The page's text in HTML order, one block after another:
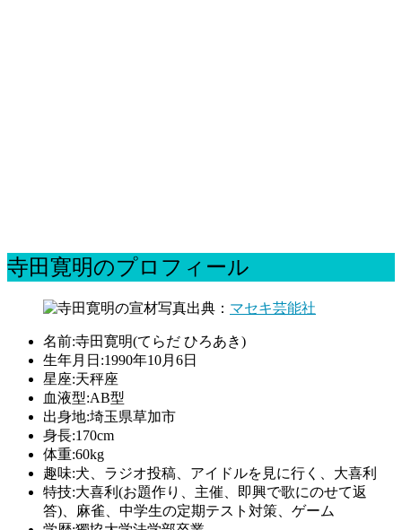
寺田寛明のプロフィール
出典： マセキ芸能社
名前:寺田寛明(てらだ ひろあき)
生年月日:1990年10月6日
星座:天秤座
血液型:AB型
出身地:埼玉県草加市
身長:170cm
体重:60kg
趣味:犬、ラジオ投稿、アイドルを見に行く、大喜利
特技:大喜利(お題作り、主催、即興で歌にのせて返
答)、麻雀、中学生の定期テスト対策、ゲーム